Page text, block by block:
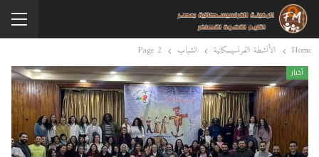
Home الأنشطة الفرنسيسكانية الشباب Page 2
أخبار